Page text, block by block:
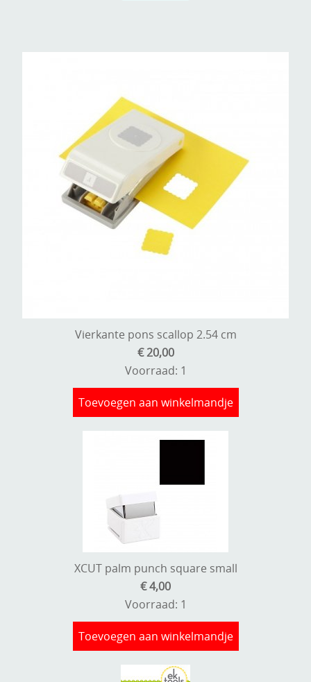
Vierkante pons scallop 2.54 cm
€ 20,00
Voorraad: 1
Toevoegen aan winkelmandje
XCUT palm punch square small
€ 4,00
Voorraad: 1
Toevoegen aan winkelmandje